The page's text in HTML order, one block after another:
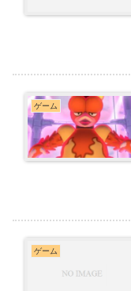
ゲーム
ゲーム